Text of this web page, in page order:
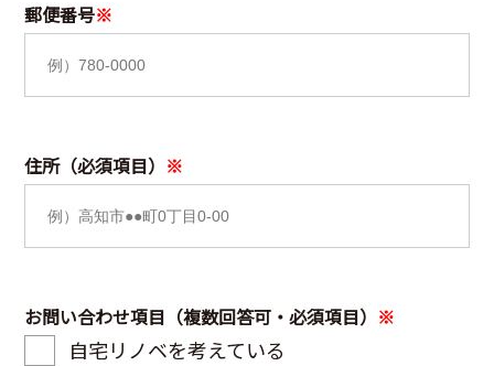
郵便番号
住所（必須項目）
お問い合わせ項目（複数回答可・必須項目）
自宅リノベを考えている